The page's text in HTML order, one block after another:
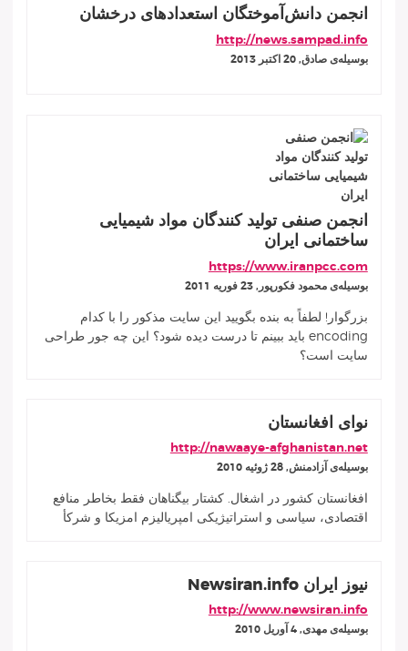
انجمن دانش‌آموختگان استعدادهای درخشان
http://news.sampad.info
بوسيله‌ى صادق, 20 اكتبر 2013
انجمن صنفی تولید کنندگان مواد شیمیایی
ساختمانی ایران
https://www.iranpcc.com
بوسيله‌ى محمود فکورپور, 23 فوريه 2011
بزرگوار! لطفاً به بنده بگویید این سایت مذکور را با کدام
encoding باید ببینم تا درست دیده شود؟ این چه جور طراحی
سایت است؟
نوای افغانستان
http://nawaaye-afghanistan.net
بوسيله‌ى آزادمنش, 28 ژوئيه 2010
افغانستان کشور در اشغال. کشتار بیگناهان فقط بخاطر منافع
اقتصادی، سیاسی و استراتیژیکی امپریالیزم امزیکا و شرکأ
نیوز ایران Newsiran.info
http://www.newsiran.info
بوسيله‌ى مهدی, 4 آوريل 2010